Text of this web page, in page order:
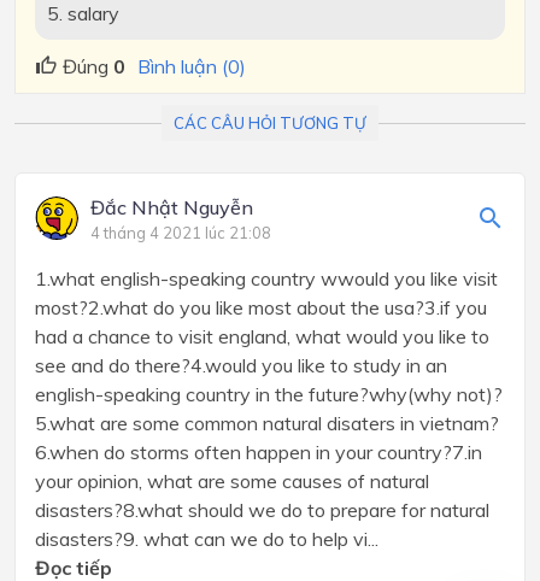
5. salary
Đúng 0 Bình luận (0)
CÁC CÂU HỎI TƯƠNG TỰ
Đắc Nhật Nguyễn
4 tháng 4 2021 lúc 21:08
1.what english-speaking country wwould you like visit
most?2.what do you like most about the usa?3.if you
had a chance to visit england, what would you like to
see and do there?4.would you like to study in an
english-speaking country in the future?why(why not)?
5.what are some common natural disaters in vietnam?
6.when do storms often happen in your country?7.in
your opinion, what are some causes of natural
disasters?8.what should we do to prepare for natural
disasters?9. what can we do to help vi...
Đọc tiếp